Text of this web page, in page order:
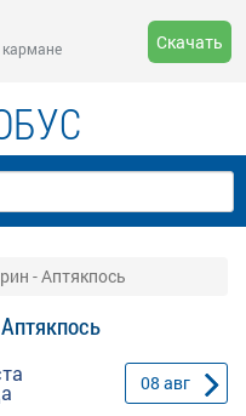
кармане
Скачать
- Аптякпось
08 авг